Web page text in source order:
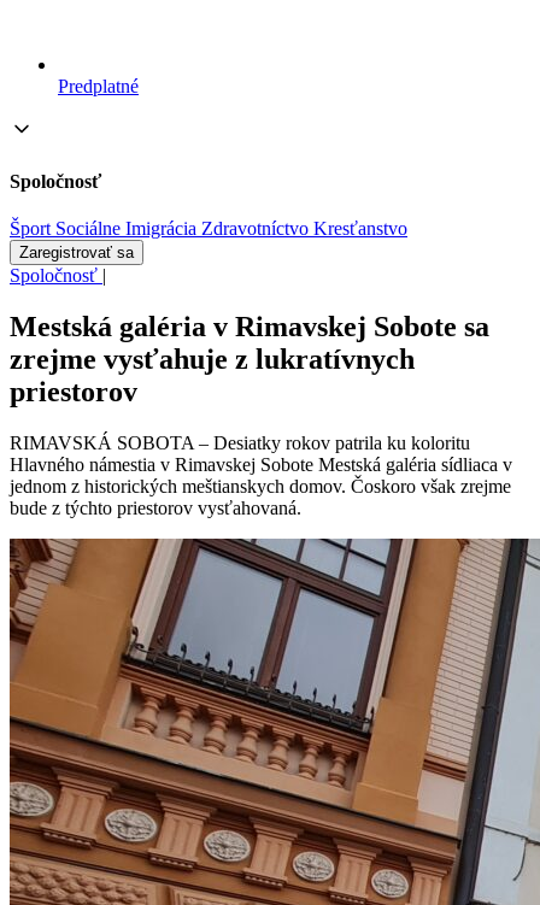
Predplatné
Spoločnosť
Šport Sociálne Imigrácia Zdravotníctvo Kresťanstvo
Zaregistrovať sa
Spoločnosť |
Mestská galéria v Rimavskej Sobote sa
zrejme vysťahuje z lukratívnych
priestorov
RIMAVSKÁ SOBOTA – Desiatky rokov patrila ku koloritu
Hlavného námestia v Rimavskej Sobote Mestská galéria sídliaca v
jednom z historických meštianskych domov. Čoskoro však zrejme
bude z týchto priestorov vysťahovaná.